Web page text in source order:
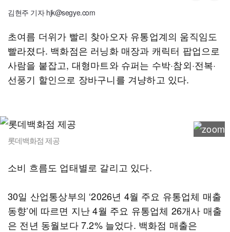
김현주 기자 hjk@segye.com
초여름 더위가 빨리 찾아오자 유통업계의 움직임도
빨라졌다. 백화점은 러닝화 매장과 캐릭터 팝업으로
사람을 붙잡고, 대형마트와 슈퍼는 수박·참외·전복·
선풍기 할인으로 장바구니를 겨냥하고 있다.
롯데백화점 제공
소비 흐름도 업태별로 갈리고 있다.
30일 산업통상부의 ‘2026년 4월 주요 유통업체 매출
동향’에 따르면 지난 4월 주요 유통업체 26개사 매출
은 전년 동월보다 7.2% 늘었다. 백화점 매출은